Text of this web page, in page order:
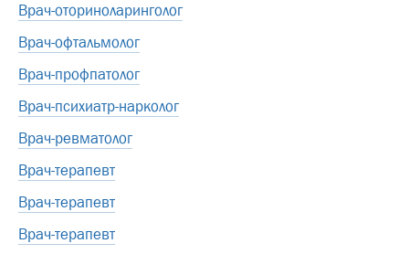
Врач-оториноларинголог
Врач-офтальмолог
Врач-профпатолог
Врач-психиатр-нарколог
Врач-ревматолог
Врач-терапевт
Врач-терапевт
Врач-терапевт